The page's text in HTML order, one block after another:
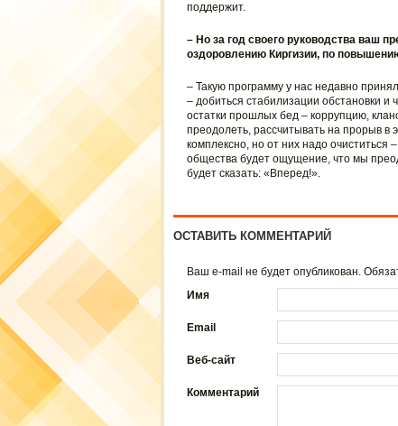
поддержит.
– Но за год своего руководства ваш
оздоровлению Киргизии, по
– Такую программу у нас недавно
– добиться стабилизации обстановки и
остатки прошлых бед – коррупцию,
преодолеть, рассчитывать на прорыв в
комплексно, но от них надо очиститься
общества будет ощущение, что мы
будет сказать: «Вперед!».
ОСТАВИТЬ КОММЕНТАРИЙ
Ваш e-mail не будет опубликован.
Имя
Email
Веб-сайт
Комментарий